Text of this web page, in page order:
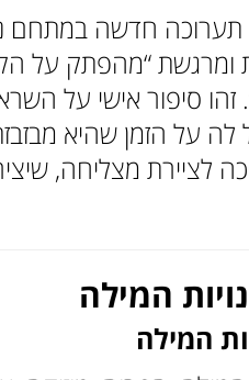
חדשה במתחם
“מהפתק על
זהו סיפור אישי על
על הזמן שהיא
לציירת מצליחה,
המילה
המילה